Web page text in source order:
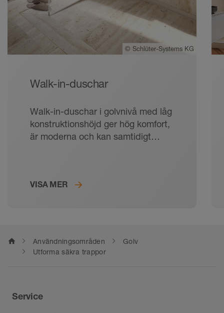
© Schlüter-Systems KG
Walk-in-duschar
Walk-in-duschar i golvnivå med låg
konstruktionshöjd ger hög komfort,
är moderna och kan samtidigt
VISA MER
home Användningsområden
Golv
Utforma säkra trappor
Service